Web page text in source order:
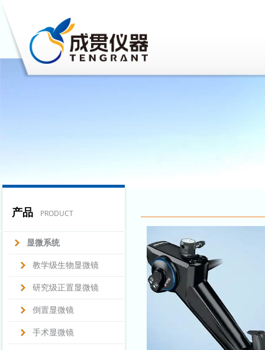
产品 PRODUCT
显微系统
教学级生物显微镜
研究级正置显微镜
倒置显微镜
手术显微镜